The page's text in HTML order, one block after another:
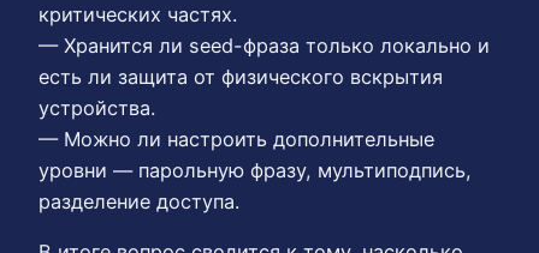
критических частях.
— Хранится ли seed-фраза только локально и
есть ли защита от физического вскрытия
устройства.
— Можно ли настроить дополнительные
уровни — парольную фразу, мультиподпись,
разделение доступа.